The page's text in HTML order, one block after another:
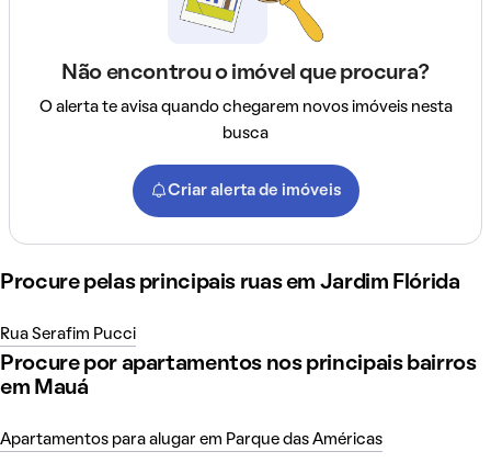
Não encontrou o imóvel que procura?
O alerta te avisa quando chegarem novos imóveis nesta
busca
Criar alerta de imóveis
Procure pelas principais ruas em Jardim Flórida
Rua Serafim Pucci
Procure por apartamentos nos principais bairros
em Mauá
Apartamentos para alugar em Parque das Américas